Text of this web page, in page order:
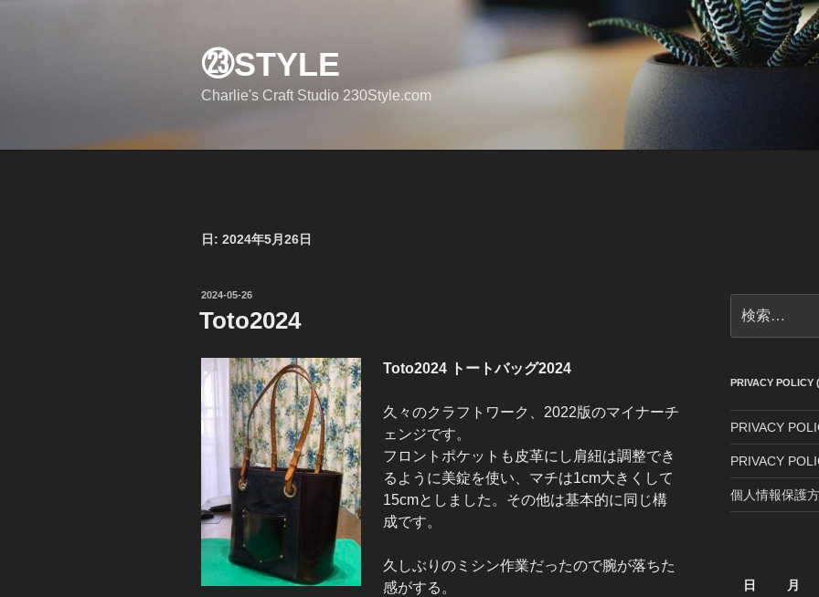
㉓STYLE
Charlie's Craft Studio 230Style.com
日: 2024年5月26日
投
日:
2024-05-26
Toto2024
Toto2024 トートバッグ2024
久々のクラフトワーク、2022版のマイナーチ
ェンジです。
フロントポケットも皮革にし肩紐は調整でき
るように美錠を使い、マチは1cm大きくして
15cmとしました。その他は基本的に同じ構
成です。
久しぶりのミシン作業だったので腕が落ちた
感がする。
索:
PRIVACY POLICY
PRIVACY
PRIVACY
個人情報保護
日 月